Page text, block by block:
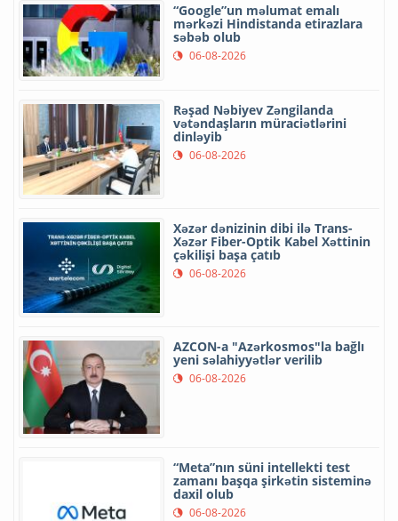
“Google”un məlumat emalı
mərkəzi Hindistanda etirazlara
səbəb olub
06-08-2026
Rəşad Nəbiyev Zəngilanda
vətəndaşların müraciətlərini
dinləyib
06-08-2026
Xəzər dənizinin dibi ilə Trans-
Xəzər Fiber-Optik Kabel Xəttinin
çəkilişi başa çatıb
06-08-2026
AZCON-a "Azərkosmos"la bağlı
yeni səlahiyyətlər verilib
06-08-2026
“Meta”nın süni intellekti test
zamanı başqa şirkətin sisteminə
daxil olub
06-08-2026